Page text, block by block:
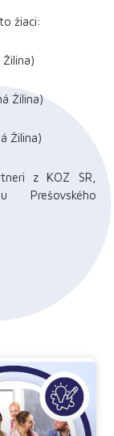
žiaci:
Žilina)
Žilina)
Žilina)
z KOZ SR,
Prešovského